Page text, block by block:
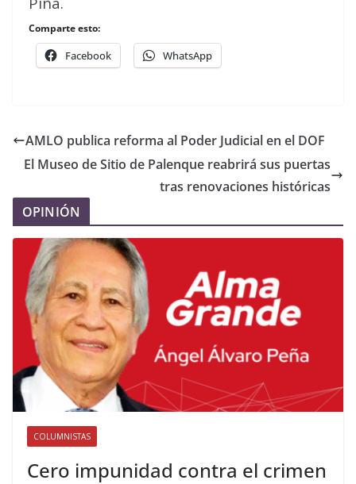
Comparte esto:
Facebook WhatsApp
AMLO publica reforma al Poder Judicial en el DOF
El Museo de Sitio de Palenque reabrirá sus puertas
tras renovaciones históricas
OPINIÓN
COLUMNISTAS
Cero impunidad contra el crimen